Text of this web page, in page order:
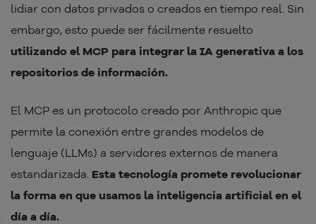
lidiar con datos privados o creados en tiempo real. Sin
embargo, esto puede ser fácilmente resuelto
utilizando el MCP para integrar la IA generativa a los
repositorios de información.
El MCP es un protocolo creado por Anthropic que
permite la conexión entre grandes modelos de
lenguaje (LLMs) a servidores externos de manera
estandarizada. Esta tecnología promete revolucionar
la forma en que usamos la inteligencia artificial en el
día a día.